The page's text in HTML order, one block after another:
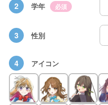
2 学年 必須
3 性別
4 アイコン